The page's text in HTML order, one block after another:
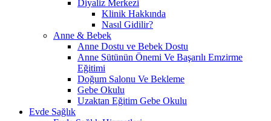
Diyaliz Merkezi
Klinik Hakkında
Nasıl Gidilir?
Anne & Bebek
Anne Dostu ve Bebek Dostu
Anne Sütünün Önemi Ve Başarılı Emzirme
Eğitimi
Doğum Salonu Ve Bekleme
Gebe Okulu
Uzaktan Eğitim Gebe Okulu
Evde Sağlık